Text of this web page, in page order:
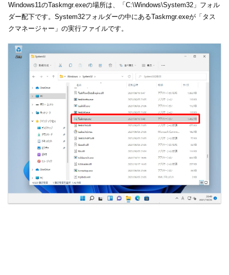
Windows11のTaskmgr.exeの場所は、「C:\Windows\System32」フォル
ダー配下です。System32フォルダーの中にあるTaskmgr.exeが「タス
クマネージャー」の実行ファイルです。